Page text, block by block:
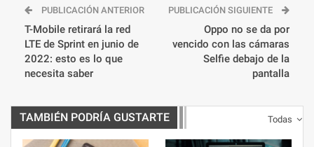
PUBLICACIÓN ANTERIOR
T-Mobile retirará la red
LTE de Sprint en junio de
2022: esto es lo que
necesita saber
PUBLICACIÓN SIGUIENTE
Oppo no se da por
vencido con las cámaras
Selfie debajo de la
pantalla
Todas
TAMBIÉN PODRÍA GUSTARTE